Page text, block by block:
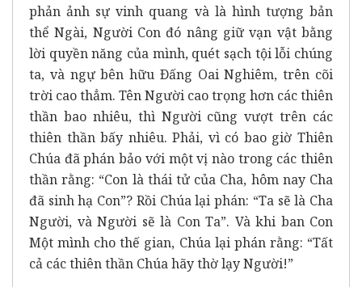
phản ảnh sự vinh quang và là hình tượng bản
thể Ngài, Người Con đó nâng giữ vạn vật bằng
lời quyền năng của mình, quét sạch tội lỗi chúng
ta, và ngự bên hữu Ðấng Oai Nghiêm, trên cõi
trời cao thẳm. Tên Người cao trọng hơn các thiên
thần bao nhiêu, thì Người cũng vượt trên các
thiên thần bấy nhiêu. Phải, vì có bao giờ Thiên
Chúa đã phán bảo với một vị nào trong các thiên
thần rằng: “Con là thái tử của Cha, hôm nay Cha
đã sinh hạ Con”? Rồi Chúa lại phán: “Ta sẽ là Cha
Người, và Người sẽ là Con Ta”. Và khi ban Con
Một mình cho thế gian, Chúa lại phán rằng: “Tất
cả các thiên thần Chúa hãy thờ lạy Người!”